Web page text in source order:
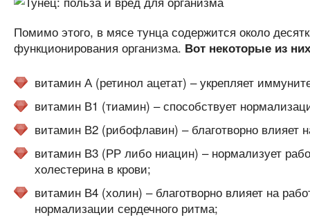
Помимо этого, в мясе тунца содержится около
функционирования организма. Вот некоторые из
витамин А (ретинол ацетат) – укрепляет
витамин В1 (тиамин) – способствует
витамин В2 (рибофлавин) – благотворно влияет
витамин В3 (РР либо ниацин) – нормализует
холестерина в крови;
витамин В4 (холин) – благотворно влияет на
нормализации сердечного ритма;